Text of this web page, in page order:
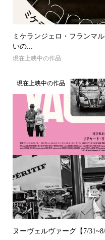
ミケランジェロ・フランマ
いの...
現在上映中の作品
現在上映中の作品
ヌーヴェルヴァーグ【7/